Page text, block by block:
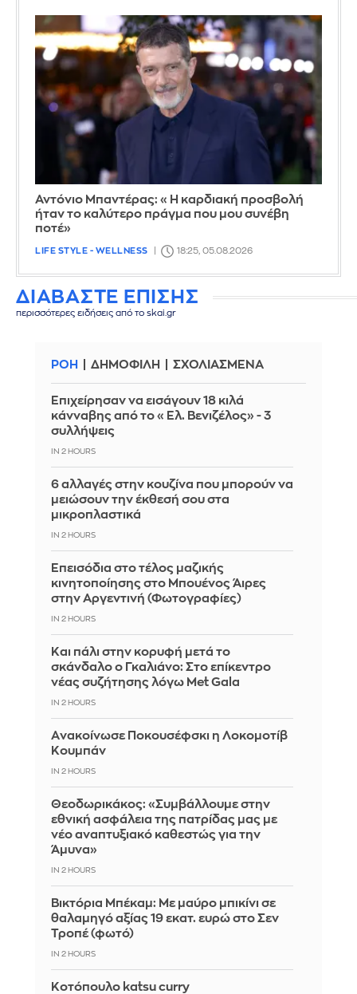
Αντόνιο Μπαντέρας: «Η καρδιακή προσβολή
ήταν το καλύτερο πράγμα που μου συνέβη
ποτέ»
LIFE STYLE - WELLNESS 18:25, 05.08.2026
ΔΙΑΒΑΣΤΕ ΕΠΙΣΗΣ
περισσότερες ειδήσεις από το skai.gr
ΡΟΗ ΔΗΜΟΦΙΛΗ ΣΧΟΛΙΑΣΜΕΝΑ
Επιχείρησαν να εισάγουν 18 κιλά
κάνναβης από το «Ελ. Βενιζέλος» - 3
συλλήψεις
IN 2 HOURS
6 αλλαγές στην κουζίνα που μπορούν να
μειώσουν την έκθεσή σου στα
μικροπλαστικά
IN 2 HOURS
Επεισόδια στο τέλος μαζικής
κινητοποίησης στο Μπουένος Άιρες
στην Αργεντινή (Φωτογραφίες)
IN 2 HOURS
Και πάλι στην κορυφή μετά το
σκάνδαλο ο Γκαλιάνο: Στο επίκεντρο
νέας συζήτησης λόγω Met Gala
IN 2 HOURS
Aνακοίνωσε Ποκουσέφσκι η Λοκομοτίβ
Κουμπάν
IN 2 HOURS
Θεοδωρικάκος: «Συμβάλλουμε στην
εθνική ασφάλεια της πατρίδας μας με
νέο αναπτυξιακό καθεστώς για την
Άμυνα»
IN 2 HOURS
Βικτόρια Μπέκαμ: Με μαύρο μπικίνι σε
θαλαμηγό αξίας 19 εκατ. ευρώ στο Σεν
Τροπέ (φωτό)
IN 2 HOURS
Κοτόπουλο katsu curry